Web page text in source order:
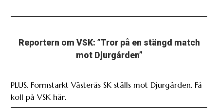
Reportern om VSK: ”Tror på en stängd match
mot Djurgården”
PLUS. Formstarkt Västerås SK ställs mot Djurgården. Få
koll på VSK här.